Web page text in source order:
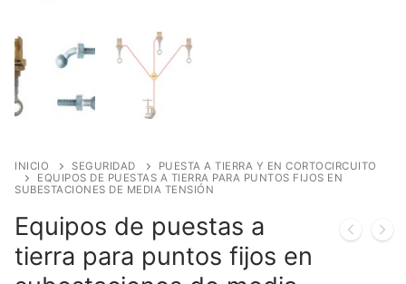
INICIO SEGURIDAD
PUESTA A TIERRA Y EN CORTOCIRCUITO
EQUIPOS DE PUESTAS A TIERRA PARA PUNTOS FIJOS EN
SUBESTACIONES DE MEDIA TENSIÓN
Equipos de puestas a
tierra para puntos fijos en